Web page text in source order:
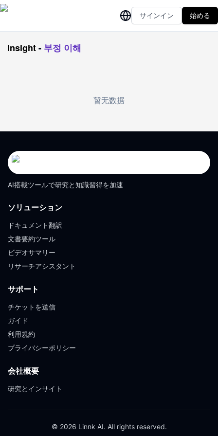
サインイン 始める
Insight- 부정 이해
暂无数据
AI搭載ツールで研究と知識習得を加速
ソリューション
ドキュメント翻訳
文書要約ツール
ビデオサマリー
リサーチアシスタント
サポート
チケットを送信
ガイド
利用規約
プライバシーポリシー
会社概要
研究とインサイト
© 2026 Linnk AI. All rights reserved.